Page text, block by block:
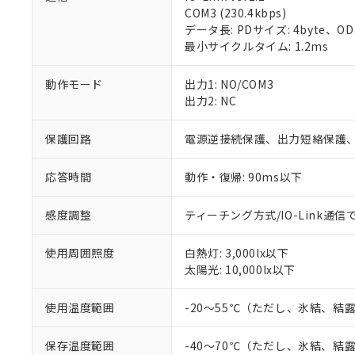
COM3 (230.4kbps)
データ長: PDサイズ: 4byte、
最小サイクルタイム: 1.2ms
動作モード
出力1: NO/COM3
出力2: NC
保護回路 電源逆接続保護、出力短絡保護
応答時間 動作・復帰: 90ms以下
感度調整 ティーチング方式/IO-Link通信
使用周囲照度
白熱灯: 3,000lx以下
太陽光: 10,000lx以下
使用温度範囲 -20～55℃（ただし、氷結、結露
保存温度範囲 -40～70℃（ただし、氷結、結露
ご利用条件
本サービス
くものです。
当社制御機
在庫状況お
のであり、
正式な納期
当社販売員
オムロン制
在庫状況お
す。
マイパーツ
対応済み：EU
対応予定：EU
調査・確認中：
非該当品：ライセ
*EU RoHS指令（10物質
鉛(Pb) 1000ppm以下、
六価クロム(Cr(Ⅵ))
フタル酸ビス(2-エチル
但し、RoHS指令で産業
※2 対応予定月
部品在庫の切り替
「○」：最大均質
「－」：未確認で
Pb(鉛) :1000ppm、 Hg(
DBP(フタル酸ジブチル
DEHP(フタル酸ビス(2-
「ｅ」：有害物質
「10」：通常の使
当社は、こ
う）を輸出
などの必要
当社は規制
置等に一切
当社は、貴
また当社は
たしません。
記
号
○ 一定数
△
－
在庫な
機器販